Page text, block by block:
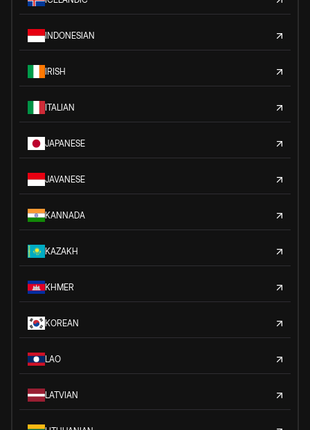
INDONESIAN
IRISH
ITALIAN
JAPANESE
JAVANESE
KANNADA
KAZAKH
KHMER
KOREAN
LAO
LATVIAN